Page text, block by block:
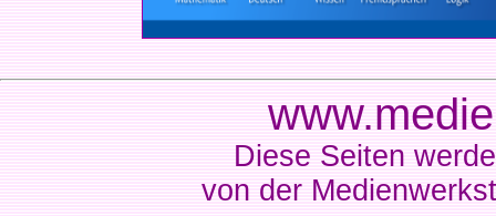
Diese Seiten
von der